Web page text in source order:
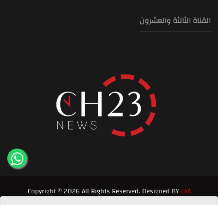
القناة الثالثة والعشرون
Copyright © 2026 All Rights Reserved. Designed BYLAA